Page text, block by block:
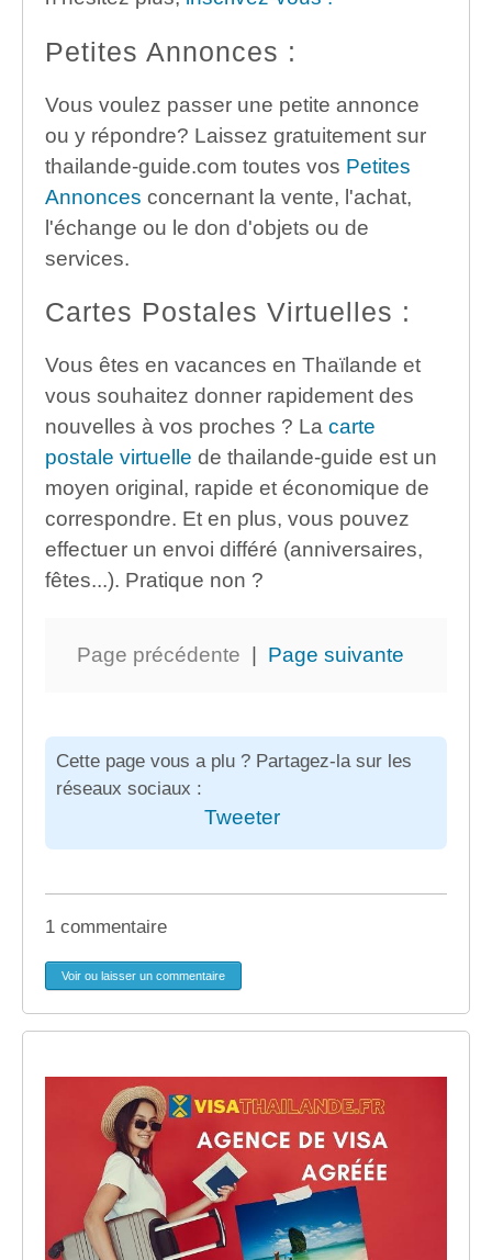
Petites Annonces :
Vous voulez passer une petite annonce
ou y répondre? Laissez gratuitement sur
thailande-guide.com toutes vos Petites
Annonces concernant la vente, l'achat,
l'échange ou le don d'objets ou de
services.
Cartes Postales Virtuelles :
Vous êtes en vacances en Thaïlande et
vous souhaitez donner rapidement des
nouvelles à vos proches ? La carte
postale virtuelle de thailande-guide est un
moyen original, rapide et économique de
correspondre. Et en plus, vous pouvez
effectuer un envoi différé (anniversaires,
fêtes...). Pratique non ?
Page précédente Page suivante
Cette page vous a plu ? Partagez-la sur les
réseaux sociaux :
Tweeter
1 commentaire
Voir ou laisser un commentaire